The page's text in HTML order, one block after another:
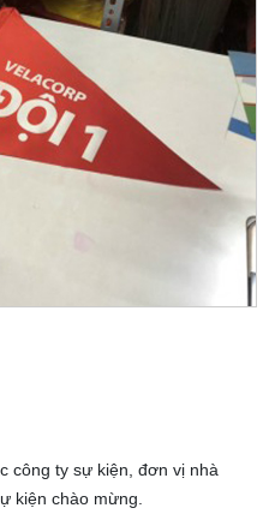
công ty sự kiện, đơn vị nhà
kiện chào mừng.